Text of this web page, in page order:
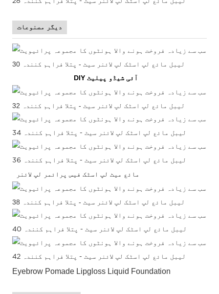
دیگر مصنوعات
DIY آئی شیڈو پیلیٹ
مائع میٹ لپ اسٹک فیس پرائمر لپ لائنر
Eyebrow Pomade Lipgloss Liquid Foundation